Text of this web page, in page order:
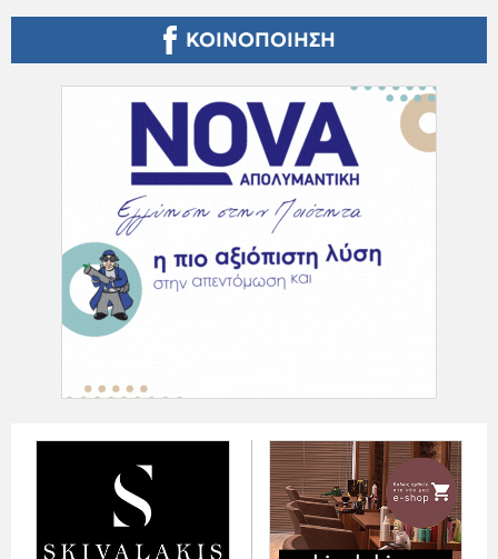
ΚΟΙΝΟΠΟΙΗΣΗ